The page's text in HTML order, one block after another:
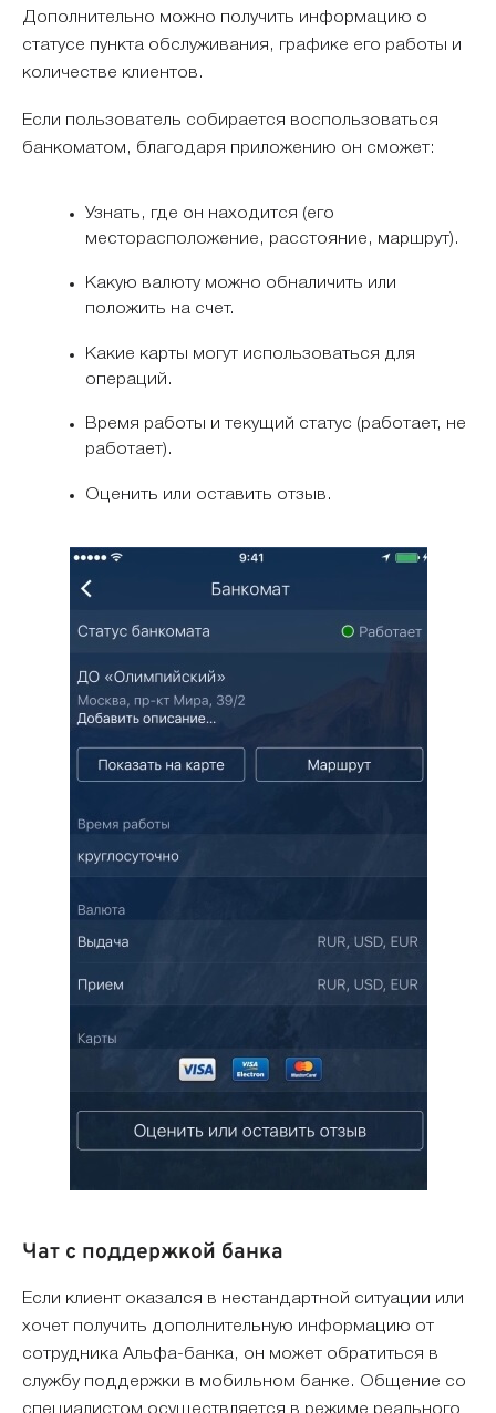
Дополнительно можно получить информацию о
статусе пункта обслуживания, графике его работы и
количестве клиентов.
Если пользователь собирается воспользоваться
банкоматом, благодаря приложению он сможет:
Узнать, где он находится (его
месторасположение, расстояние, маршрут).
Какую валюту можно обналичить или
положить на счет.
Какие карты могут использоваться для
операций.
Время работы и текущий статус (работает, не
работает).
Оценить или оставить отзыв.
Чат с поддержкой банка
Если клиент оказался в нестандартной ситуации или
хочет получить дополнительную информацию от
сотрудника Альфа-банка, он может обратиться в
службу поддержки в мобильном банке. Общение со